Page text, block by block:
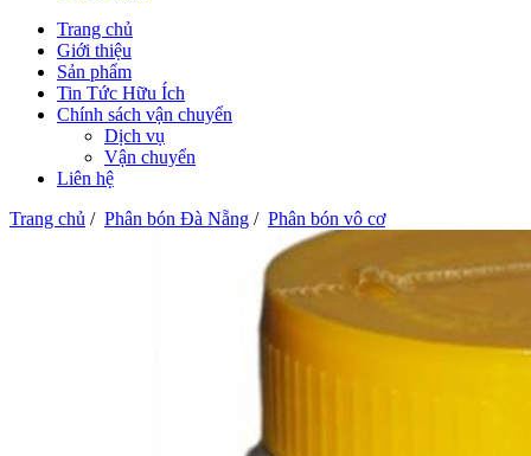
Trang chủ
Giới thiệu
Sản phẩm
Tin Tức Hữu Ích
Chính sách vận chuyển
Dịch vụ
Vận chuyển
Liên hệ
Trang chủ / Phân bón Đà Nẵng / Phân bón vô cơ